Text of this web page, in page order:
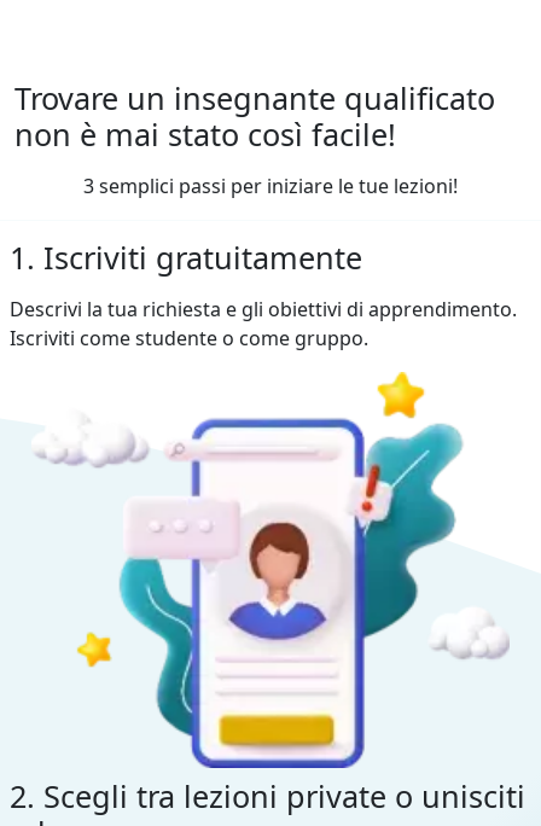
Trovare un insegnante qualificato
non è mai stato così facile!
3 semplici passi per iniziare le tue lezioni!
1. Iscriviti gratuitamente
Descrivi la tua richiesta e gli obiettivi di apprendimento.
Iscriviti come studente o come gruppo.
2. Scegli tra lezioni private o unisciti